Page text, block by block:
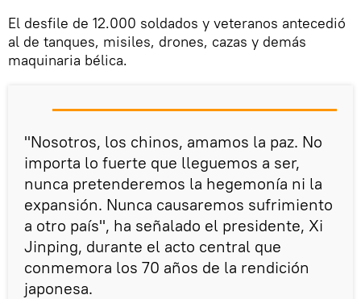
El desfile de 12.000 soldados y veteranos antecedió
al de tanques, misiles, drones, cazas y demás
maquinaria bélica.
"Nosotros, los chinos, amamos la paz. No
importa lo fuerte que lleguemos a ser,
nunca pretenderemos la hegemonía ni la
expansión. Nunca causaremos sufrimiento
a otro país", ha señalado el presidente, Xi
Jinping, durante el acto central que
conmemora los 70 años de la rendición
japonesa.